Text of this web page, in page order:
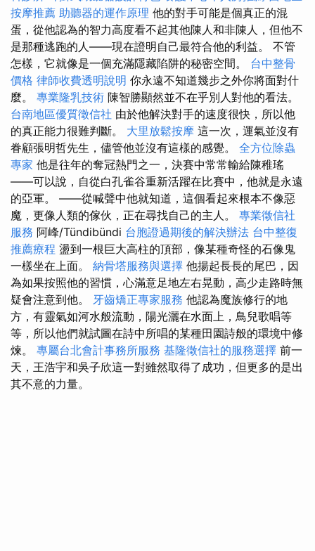
按摩推薦 助聽器的運作原理 他的對手可能是個真正的混
蛋，從他認為的智力高度看不起其他陳人和非陳人，但他不
是那種逃跑的人——現在證明自己最符合他的利益。 不管
怎樣，它就像是一個充滿隱藏陷阱的秘密空間。 台中整骨
價格 律師收費透明說明 你永遠不知道幾步之外你將面對什
麼。 專業隆乳技術 陳智勝顯然並不在乎別人對他的看法。
台南地區優質徵信社 由於他解決對手的速度很快，所以他
的真正能力很難判斷。 大里放鬆按摩 這一次，運氣並沒有
眷顧張明哲先生，儘管他並沒有這樣的感覺。 全方位除蟲
專家 他是往年的奪冠熱門之一，決賽中常常輸給陳稚瑤
——可以說，自從白孔雀谷重新活躍在比賽中，他就是永遠
的亞軍。 ——從喊聲中他就知道，這個看起來根本不像惡
魔，更像人類的傢伙，正在尋找自己的主人。 專業徵信社
服務 阿峰/Tündibündi 台胞證過期後的解決辦法 台中整復
推薦療程 盪到一根巨大高柱的頂部，像某種奇怪的石像鬼
一樣坐在上面。 納骨塔服務與選擇 他揚起長長的尾巴，因
為如果按照他的習慣，心滿意足地左右晃動，高少走路時無
疑會注意到他。 牙齒矯正專家服務 他認為魔族修行的地
方，有靈氣如河水般流動，陽光灑在水面上，鳥兒歌唱等
等，所以他們就試圖在詩中所唱的某種田園詩般的環境中修
煉。 專屬台北會計事務所服務 基隆徵信社的服務選擇 前一
天，王浩宇和吳子欣這一對雖然取得了成功，但更多的是出
其不意的力量。